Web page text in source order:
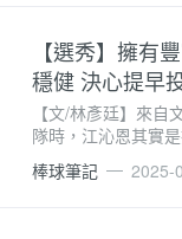
【選秀】擁有
穩健 決心提早
【文/林彥廷】來
隊時，江沁恩其實
頸，正巧，因為一
「友誼賽剛好沒�
棒球筆記 2025-